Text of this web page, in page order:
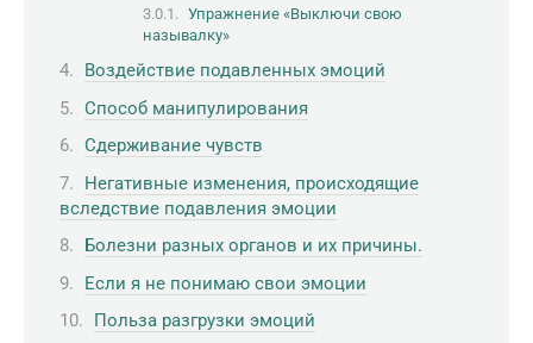
Упражнение «Выключи свою
называлку»
Воздействие подавленных эмоций
Способ манипулирования
Сдерживание чувств
Негативные изменения, происходящие
вследствие подавления эмоции
Болезни разных органов и их причины.
Если я не понимаю свои эмоции
Польза разгрузки эмоций